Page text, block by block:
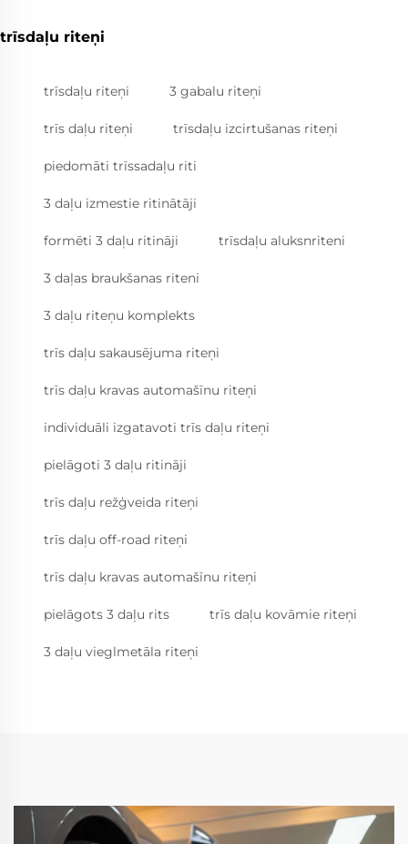
trīsdaļu riteņi
trīsdaļu riteņi 3 gabalu riteņi
trīs daļu riteņi trīsdaļu izcirtušanas riteņi
piedomāti trīssadaļu riti
3 daļu izmestie ritinātāji
formēti 3 daļu ritināji trīsdaļu aluksnriteni
3 daļas braukšanas riteni
3 daļu riteņu komplekts
trīs daļu sakausējuma riteņi
trīs daļu kravas automašīnu riteņi
individuāli izgatavoti trīs daļu riteņi
pielāgoti 3 daļu ritināji
trīs daļu režģveida riteņi
trīs daļu off-road riteņi
trīs daļu kravas automašīnu riteņi
pielāgots 3 daļu rits trīs daļu kovāmie riteņi
3 daļu vieglmetāla riteņi